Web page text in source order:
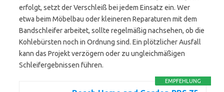
erfolgt, setzt der Verschleiß bei jedem Einsatz ein. Wer
etwa beim Möbelbau oder kleineren Reparaturen mit dem
Bandschleifer arbeitet, sollte regelmäßig nachsehen, ob die
Kohlebürsten noch in Ordnung sind. Ein plötzlicher Ausfall
kann das Projekt verzögern oder zu ungleichmäßigen
Schleifergebnissen führen.
EMPFEHLUNG